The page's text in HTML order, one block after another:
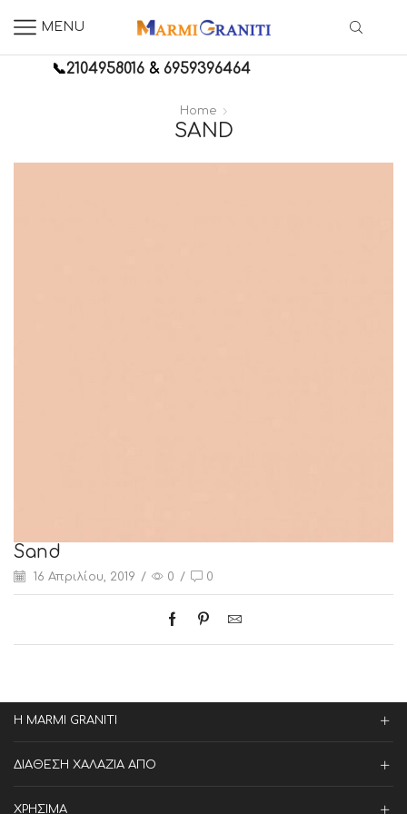
MENU
📞2104958016 &6959396464
Home
SAND
Sand
16 Απριλίου, 2019 / 0 / 0
Η MARMI GRANITI
ΔΙΑΘΕΣΗ ΧΑΛΑΖΙΑ ΑΠΟ
ΧΡΗΣΙΜΑ